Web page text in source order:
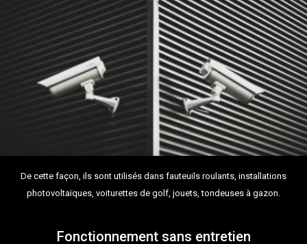
De cette façon, ils sont utilisés dans fauteuils roulants, installations
photovoltaïques, voiturettes de golf, jouets, tondeuses à gazon.
Fonctionnement sans entretien